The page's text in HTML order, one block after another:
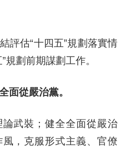
估“十四五”規劃落實情
規劃前期謀劃工作。
面從嚴治黨。
武裝；健全全面從嚴治
，克服形式主義、官僚